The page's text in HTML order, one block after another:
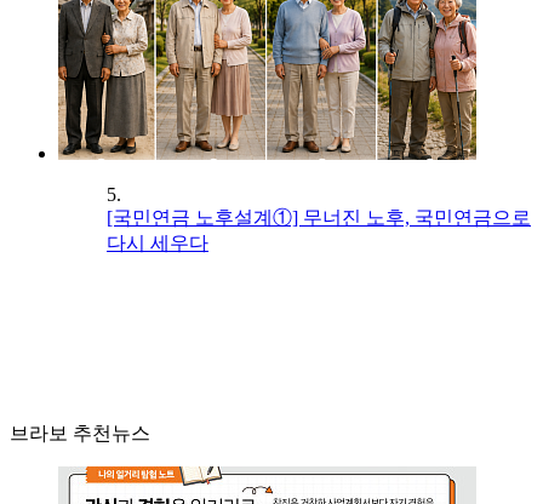
5.
[국민연금 노후설계①] 무너진 노후, 국민연금으로
다시 세우다
브라보 추천뉴스